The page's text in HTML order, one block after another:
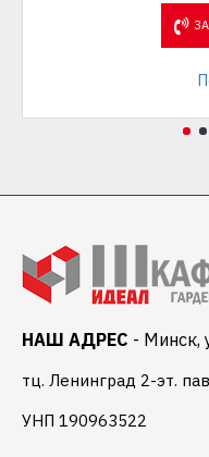
НАШ АДРЕС - Минск,
тц. Ленинград 2-эт.
УНП 190963522